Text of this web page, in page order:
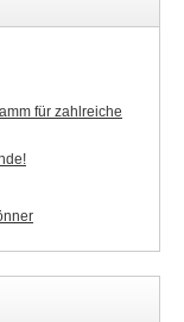
für zahlreiche